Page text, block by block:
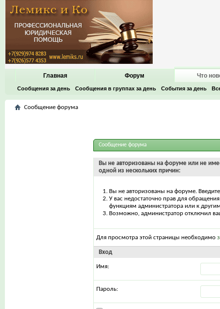
Главная Форум Что
Сообщения за день Сообщения в группах за день События за день
Сообщение форума
Сообщение форума
Вы не авторизованы на форуме или не
одной из нескольких причин:
Вы не авторизованы на форуме.
У вас недостаточно прав для
функциям администратора или к
Возможно, администратор отключил
Для просмотра этой страницы необходимо
Вход
Имя:
Пароль: